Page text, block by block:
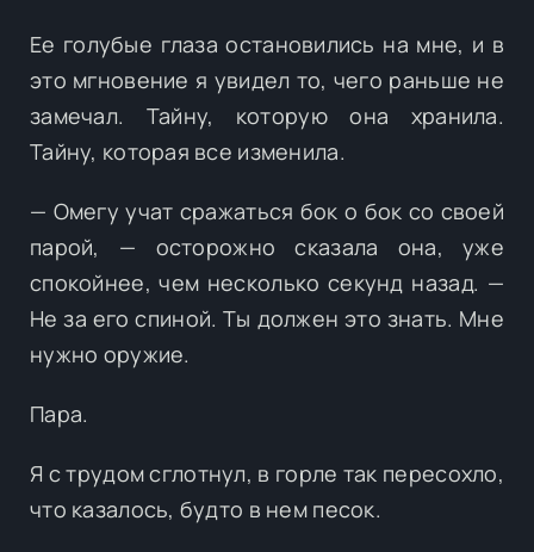
Ее голубые глаза остановились на мне, и в
это мгновение я увидел то, чего раньше не
замечал. Тайну, которую она хранила.
Тайну, которая все изменила.
— Омегу учат сражаться бок о бок со своей
парой, — осторожно сказала она, уже
спокойнее, чем несколько секунд назад. —
Не за его спиной. Ты должен это знать. Мне
нужно оружие.
Пара.
Я с трудом сглотнул, в горле так пересохло,
что казалось, будто в нем песок.